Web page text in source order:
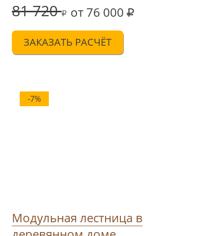
81 720 от 76 000
ЗАКАЗАТЬ РАСЧЁТ
-7%
Модульная лестница в